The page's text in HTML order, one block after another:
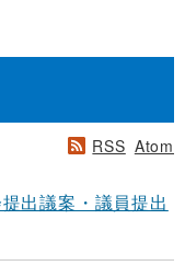
RSS Atom
出議案・議員提出